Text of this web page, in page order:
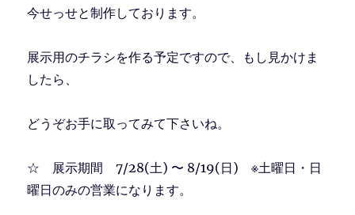
今せっせと制作しております。
展示用のチラシを作る予定ですので、もし見かけま
したら、
どうぞお手に取ってみて下さいね。
☆ 展示期間 7/28(土) 〜 8/19(日) ※土曜日・日
曜日のみの営業になります。